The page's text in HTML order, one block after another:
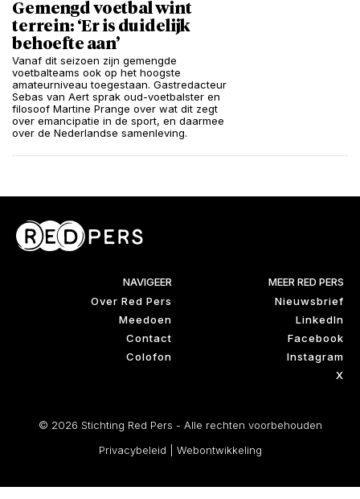
Gemengd voetbal wint
terrein: ‘Er is duidelijk
behoefte aan’
Vanaf dit seizoen zijn gemengde
voetbalteams ook op het hoogste
amateurniveau toegestaan. Gastredacteur
Sebas van Aert sprak oud-voetbalster en
filosoof Martine Prange over wat dit zegt
over emancipatie in de sport, en daarmee
over de Nederlandse samenleving.
NAVIGEER
Over Red Pers
Meedoen
Contact
Colofon
MEER RED PERS
Nieuwsbrief
LinkedIn
Facebook
Instagram
X
© 2026 Stichting Red Pers - Alle rechten voorbehouden
Privacybeleid
Webontwikkeling